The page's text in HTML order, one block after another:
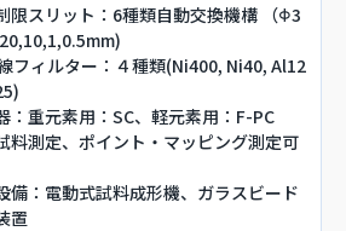
限スリット：6種類自動交換機構 （Φ3
フィルター：４種類(Ni400, Ni40, Al12
：重元素用：SC、軽元素用：F-PC
料測定、ポイント・マッピング測定可
備：電動式試料成形機、ガラスビード
置